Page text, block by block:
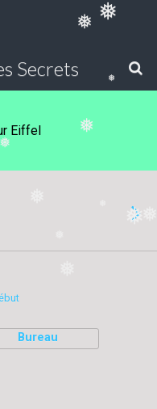
❅
❅
❅
❅
❅
❅
Secrets
Eiffel
Bureau